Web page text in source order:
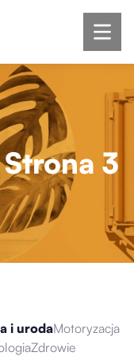
3
i urodaMotoryzacja
Zdrowie